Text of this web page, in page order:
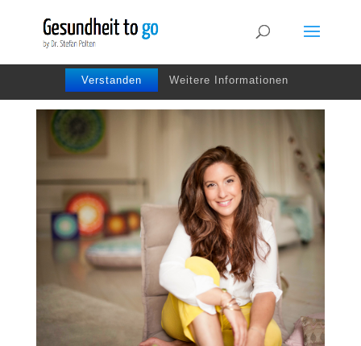
Wir benutzen Cookies um die Nutzerfreundlichkeit
der Webseite zu verbessen. Durch Deinen Besuch
Verstanden Weitere Informationen